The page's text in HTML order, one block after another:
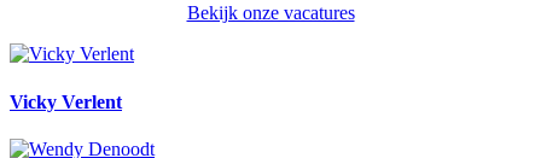
Bekijk onze vacatures
Vicky Verlent